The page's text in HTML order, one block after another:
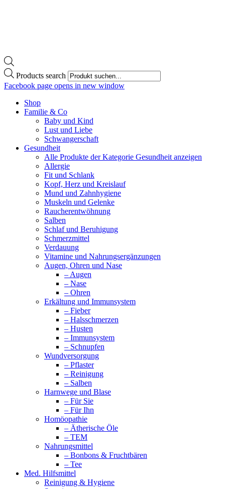
Products search
Facebook page opens in new window
Shop
Familie & Co
Baby und Kind
Lust und Liebe
Schwangerschaft
Gesundheit
Alle Produkte der Kategorie Gesundheit anzeigen
Allergie
Fit und Schlank
Kopf, Herz und Kreislauf
Mund und Zahnhygiene
Muskeln und Gelenke
Raucherentwöhnung
Salben
Schlaf und Beruhigung
Schmerzmittel
Verdauung
Vitamine und Nahrungsergänzungen
Augen, Ohren und Nase
– Augen
– Nase
– Ohren
Erkältung und Immunsystem
– Fieber
– Halsschmerzen
– Husten
– Immunsystem
– Schnupfen
Wundversorgung
– Pflaster
– Reinigung
– Salben
Harnwege und Blase
– Für Sie
– Für Ihn
Homöopathie
– Ätherische Öle
– TEM
Nahrungsmittel
– Bonbons & Fruchtbären
– Tee
Med. Hilfsmittel
Reinigung & Hygiene